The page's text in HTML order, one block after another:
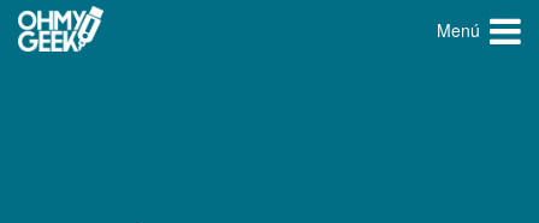
Menú